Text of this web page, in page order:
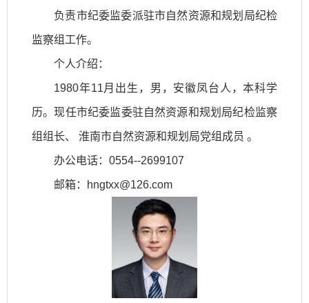
负责市纪委监委派驻市自然资源和规划局纪检
监察组工作。
个人介绍：
1980年11月出生，男，安徽凤台人，本科学
历。现任市纪委监委驻自然资源和规划局纪检监察
组组长、 淮南市自然资源和规划局党组成员 。
办公电话：0554--2699107
邮箱： hngtxx@126.com